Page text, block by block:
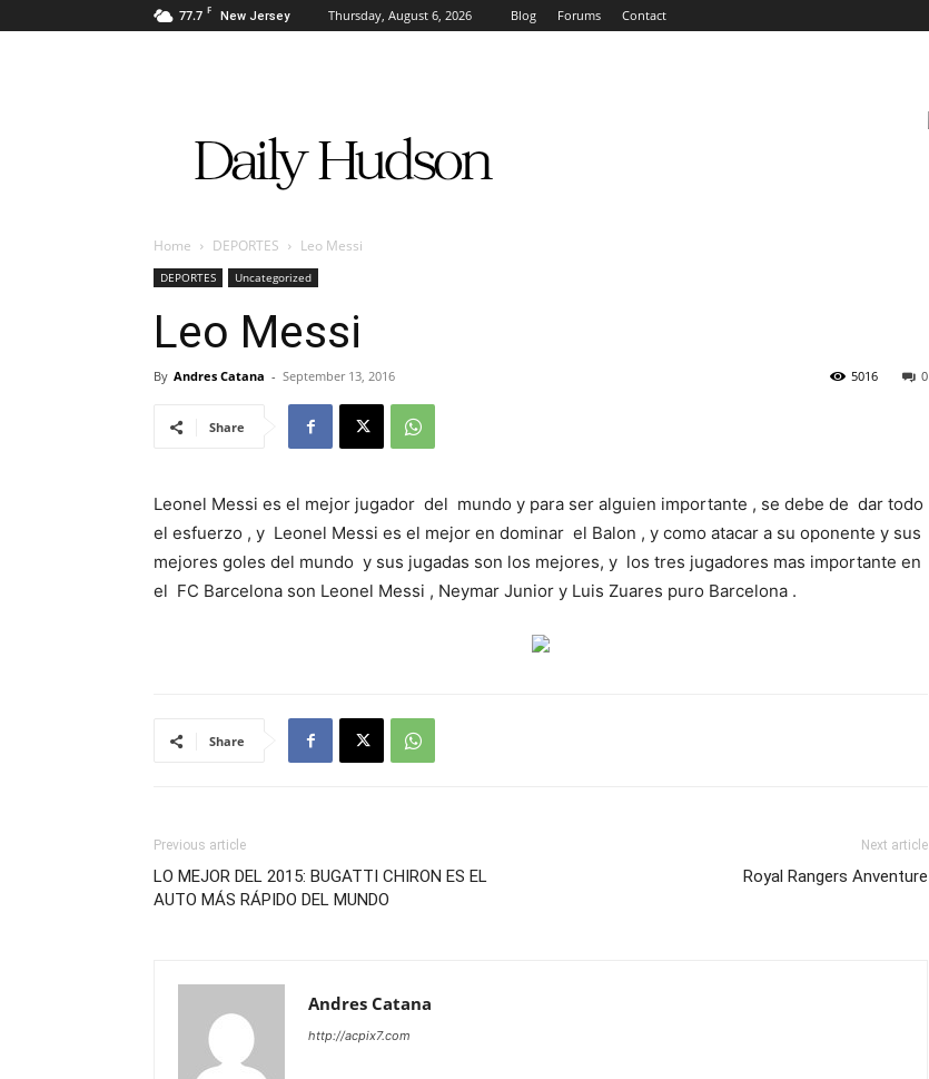
77.7 F New Jersey Thursday, August 6, 2026 Blog Forums Contact
Hudson
Home DEPORTES Leo Messi
DEPORTES Uncategorized
Leo Messi
By Andres Catana - September 13, 2016 0
5016
Share
Leonel Messi es el mejor jugador del mundo y para ser alguien importante , se debe de dar todo
el esfuerzo , y Leonel Messi es el mejor en dominar el Balon , y como atacar a su oponente y sus
mejores goles del mundo y sus jugadas son los mejores, y los tres jugadores mas importante en
el FC Barcelona son Leonel Messi , Neymar Junior y Luis Zuares puro Barcelona .
Share
Previous article
LO MEJOR DEL 2015: BUGATTI CHIRON ES EL
AUTO MÁS RÁPIDO DEL MUNDO
Next article
Royal Rangers Anventure
Andres Catana
http://acpix7.com